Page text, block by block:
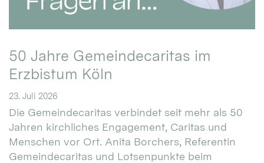
50 Jahre Gemeindecaritas im
Erzbistum Köln
23. Juli 2026
Die Gemeindecaritas verbindet seit mehr als 50
Jahren kirchliches Engagement, Caritas und
Menschen vor Ort. Anita Borchers, Referentin
Gemeindecaritas und Lotsenpunkte beim